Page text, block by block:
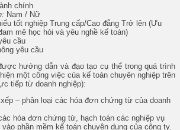
chính
Nam / Nữ
tốt nghiệp Trung cấp/Cao đẳng Trở lên (Ưu
mê học hỏi và yêu nghề kế toán)
cầu
yêu cầu
hướng dẫn và đạo tạo cụ thể trong quá trình
một công việc của kế toán chuyên nghiệp trên
tiếp từ doanh nghiệp):
– phân loại các hóa đơn chứng từ của doanh
hóa đơn chứng từ, hạch toán các nghiệp vụ
phần mềm kế toán chuyên dụng của công ty.